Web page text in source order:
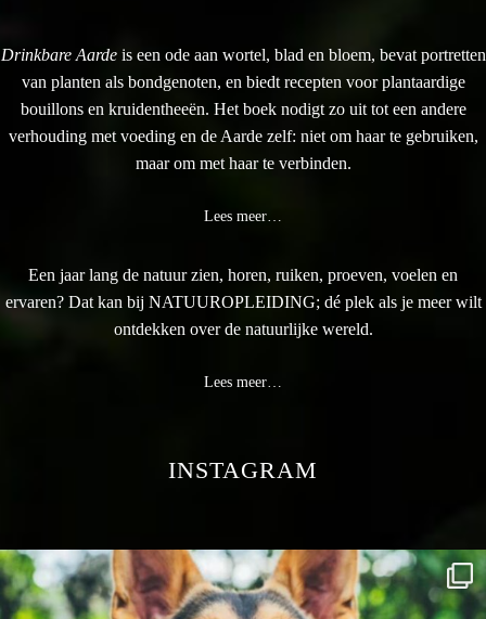
Drinkbare Aarde is een ode aan wortel, blad en bloem, bevat portretten
van planten als bondgenoten, en biedt recepten voor plantaardige
bouillons en kruidentheeën. Het boek nodigt zo uit tot een andere
verhouding met voeding en de Aarde zelf: niet om haar te gebruiken,
maar om met haar te verbinden.
Lees meer…
Een jaar lang de natuur zien, horen, ruiken, proeven, voelen en
ervaren? Dat kan bij NATUUROPLEIDING; dé plek als je meer wilt
ontdekken over de natuurlijke wereld.
Lees meer…
INSTAGRAM